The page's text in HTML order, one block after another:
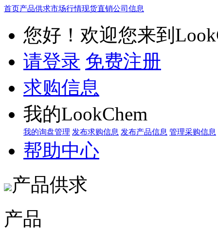
首页产品供求市场行情现货直销公司信息
您好！欢迎您来到
请登录 免费注册
求购信息
我的LookChem
我的询盘管理 发布求购信息 发布产品信息 管理采购信息
帮助中心
产品供求
产品